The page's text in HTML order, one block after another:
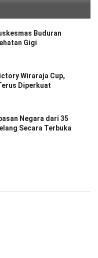
Buduran
Gigi
Wiraraja Cup,
Diperkuat
Negara dari 35
Secara Terbuka